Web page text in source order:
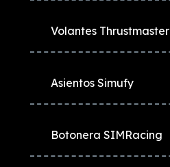
Volantes Thrustmaster
Asientos Simufy
Botonera SIMRacing